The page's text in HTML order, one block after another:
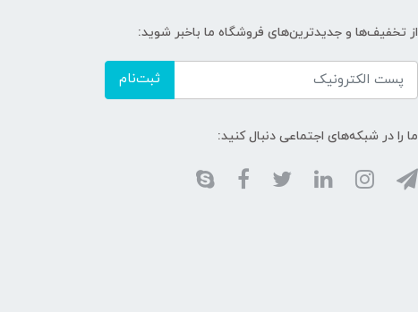
از تخفیف‌ها و جدیدترین‌های فروشگاه ما باخبر شوید:
ثبت‌نام
ما را در شبکه‌های اجتماعی دنبال کنید: